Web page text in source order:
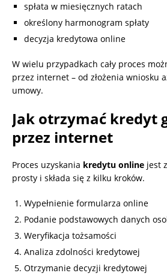
spłata w miesięcznych ratach
określony harmonogram spłaty
decyzja kredytowa online
W wielu przypadkach cały proces
przez internet – od złożenia wniosku
umowy.
Jak otrzymać kredyt
przez internet
Proces uzyskania kredytu online jest
prosty i składa się z kilku kroków.
Wypełnienie formularza online
Podanie podstawowych danych
Weryfikacja tożsamości
Analiza zdolności kredytowej
Otrzymanie decyzji kredytowej